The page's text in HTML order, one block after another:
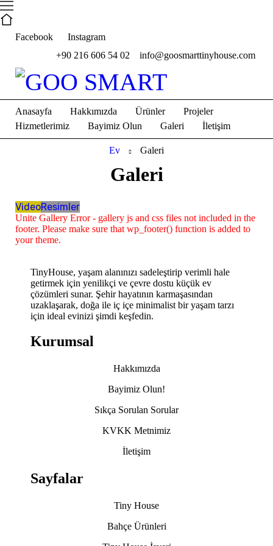
Facebook
Instagram
+90 216 606 54 02 info@goosmarttinyhouse.com
Anasayfa Hakkımızda Ürünler
Projeler
Hizmetlerimiz
Bayimiz Olun Galeri İletişim
Galeri
Ev Galeri
VideoResimler
Unite Gallery Error - gallery js and css files not included in the
footer. Please make sure that wp_footer() function is added to
your theme.
TinyHouse, yaşam alanınızı sadeleştirip verimli hale
getirmek için yenilikçi ve çevre dostu küçük ev
çözümleri sunar. Şehir hayatının karmaşasından
uzaklaşarak, doğa ile iç içe minimalist bir yaşam tarzı
için ideal evinizi şimdi keşfedin.
Kurumsal
Hakkımızda
Bayimiz Olun!
Sıkça Sorulan Sorular
KVKK Metnimiz
İletişim
Sayfalar
Tiny House
Bahçe Ürünleri